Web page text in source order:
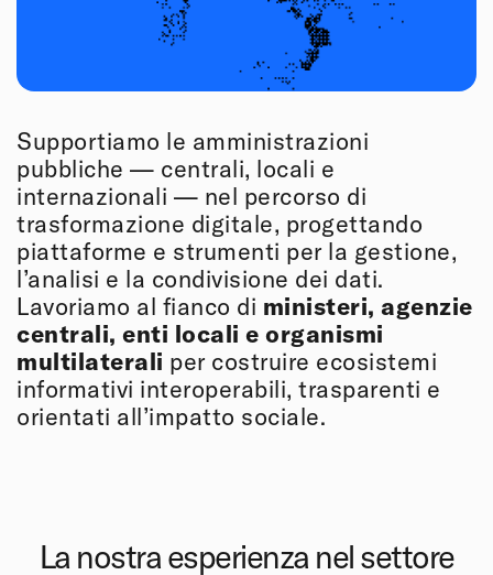
Supportiamo le amministrazioni
pubbliche — centrali, locali e
internazionali — nel percorso di
trasformazione digitale, progettando
piattaforme e strumenti per la gestione,
l’analisi e la condivisione dei dati.
Lavoriamo al fianco di ministeri, agenzie
centrali, enti locali e organismi
multilaterali per costruire ecosistemi
informativi interoperabili, trasparenti e
orientati all’impatto sociale.
La nostra esperienza nel settore